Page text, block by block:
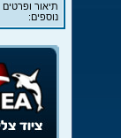
תיאור ופרטים
נוספים: